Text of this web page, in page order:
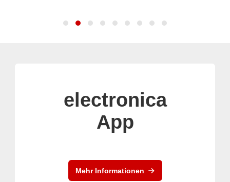
electronica
App
Mehr Informationen